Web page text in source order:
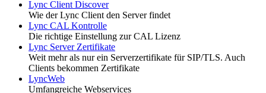
Lync Client Discover
Wie der Lync Client den Server findet
Lync CAL Kontrolle
Die richtige Einstellung zur CAL Lizenz
Lync Server Zertifikate
Weit mehr als nur ein Serverzertifikate für SIP/TLS. Auch
Clients bekommen Zertifikate
LyncWeb
Umfangreiche Webservices